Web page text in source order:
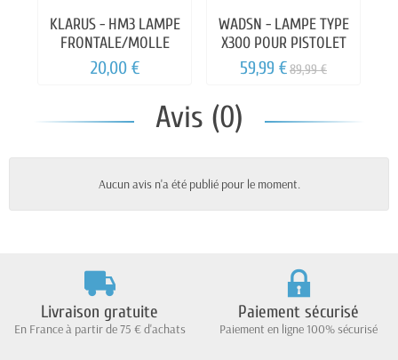
KLARUS - HM3 LAMPE
FRONTALE/MOLLE
20,00 €
WADSN - LAMPE TYPE
X300 POUR PISTOLET
59,99 €89,99 €
Avis (0)
Aucun avis n'a été publié pour le moment.
Livraison gratuite
En France à partir de 75 € d'achats
Paiement sécurisé
Paiement en ligne 100% sécurisé